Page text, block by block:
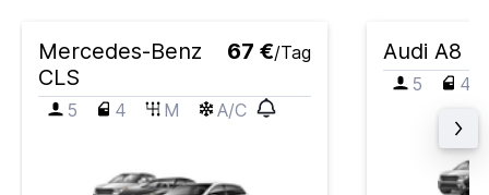
Mercedes-Benz
CLS
67 €/Tag
5 4 M A/C
Audi A8
5 4